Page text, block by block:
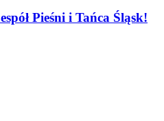
Pieśni i Tańca Śląsk!